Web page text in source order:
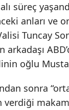
süreç
anları ve
Tuncay
arkadaşı
oğlu
sonra